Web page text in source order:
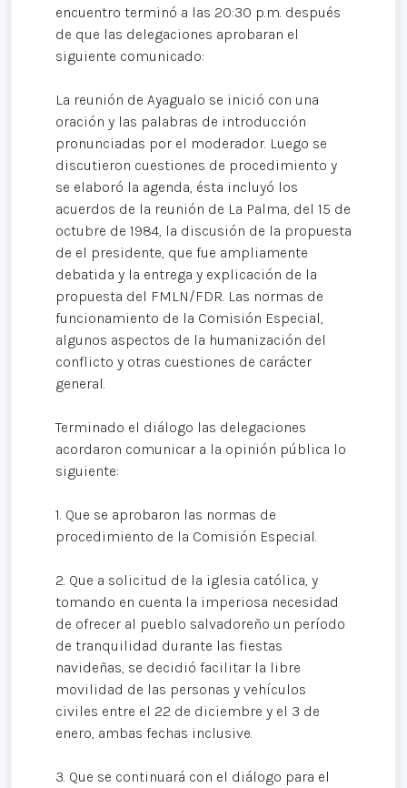
encuentro terminó a las 20:30 p.m. después
de que las delegaciones aprobaran el
siguiente comunicado:
La reunión de Ayagualo se inició con una
oración y las palabras de introducción
pronunciadas por el moderador. Luego se
discutieron cuestiones de procedimiento y
se elaboró la agenda, ésta incluyó los
acuerdos de la reunión de La Palma, del 15 de
octubre de 1984, la discusión de la propuesta
de el presidente, que fue ampliamente
debatida y la entrega y explicación de la
propuesta del FMLN/FDR. Las normas de
funcionamiento de la Comisión Especial,
algunos aspectos de la humanización del
conflicto y otras cuestiones de carácter
general.
Terminado el diálogo las delegaciones
acordaron comunicar a la opinión pública lo
siguiente:
1. Que se aprobaron las normas de
procedimiento de la Comisión Especial.
2. Que a solicitud de la iglesia católica, y
tomando en cuenta la imperiosa necesidad
de ofrecer al pueblo salvadoreño un período
de tranquilidad durante las fiestas
navideñas, se decidió facilitar la libre
movilidad de las personas y vehículos
civiles entre el 22 de diciembre y el 3 de
enero, ambas fechas inclusive.
3. Que se continuará con el diálogo para el